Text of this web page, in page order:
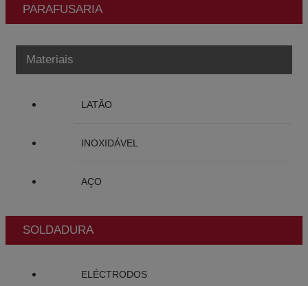
PARAFUSARIA
Materiais
LATÃO
INOXIDÁVEL
AÇO
SOLDADURA
ELÉCTRODOS